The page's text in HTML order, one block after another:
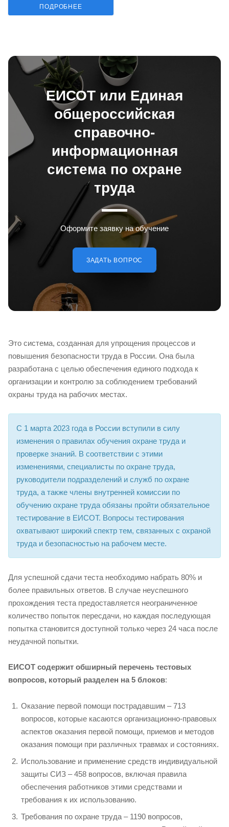
ПОДРОБНЕЕ
ЕИСОТ или Единая
общероссийская
справочно-
информационная
система по охране
труда
Оформите заявку на обучение
ЗАДАТЬ ВОПРОС
Это система, созданная для упрощения процессов и
повышения безопасности труда в России. Она была
разработана с целью обеспечения единого подхода к
организации и контролю за соблюдением требований
охраны труда на рабочих местах.
С 1 марта 2023 года в России вступили в силу
изменения о правилах обучения охране труда и
проверке знаний. В соответствии с этими
изменениями, специалисты по охране труда,
руководители подразделений и служб по охране
труда, а также члены внутренней комиссии по
обучению охране труда обязаны пройти обязательное
тестирование в ЕИСОТ. Вопросы тестирования
охватывают широкий спектр тем, связанных с охраной
труда и безопасностью на рабочем месте.
Для успешной сдачи теста необходимо набрать 80% и
более правильных ответов. В случае неуспешного
прохождения теста предоставляется неограниченное
количество попыток пересдачи, но каждая последующая
попытка становится доступной только через 24 часа после
неудачной попытки.
ЕИСОТ содержит обширный перечень тестовых
вопросов, который разделен на 5 блоков:
Оказание первой помощи пострадавшим – 713
вопросов, которые касаются организационно-правовых
аспектов оказания первой помощи, приемов и методов
оказания помощи при различных травмах и состояниях.
Использование и применение средств индивидуальной
защиты СИЗ – 458 вопросов, включая правила
обеспечения работников этими средствами и
требования к их использованию.
Требования по охране труда – 1190 вопросов,